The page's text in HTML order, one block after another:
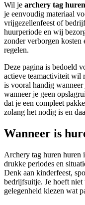
Wil je archery tag
je eenvoudig materiaal
vrijgezellenfeest of
huurperiode en wij
zonder verborgen kosten
regelen.
Deze pagina is bedoeld
actieve teamactiviteit wil
is vooral handig
wanneer je geen
dat je een compleet
zolang het nodig is en
Wanneer is
Archery tag huren huren
drukke periodes en
Denk aan kinderfeest,
bedrijfsuitje. Je hoeft niet
gelegenheid kiezen wat